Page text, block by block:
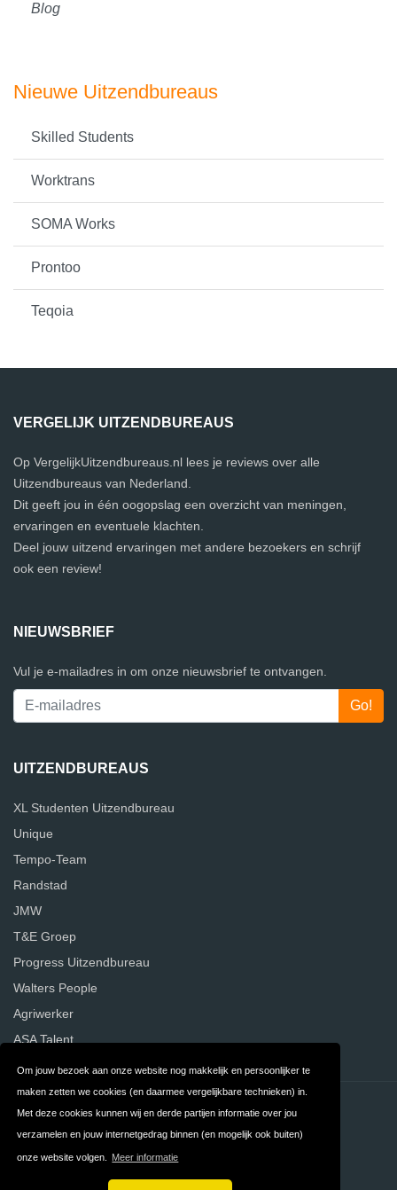
Om jouw bezoek aan onze website nog makkelijk en persoonlijker te
maken zetten we cookies (en daarmee vergelijkbare technieken) in.
Met deze cookies kunnen wij en derde partijen informatie over jou
verzamelen en jouw internetgedrag binnen (en mogelijk ook buiten)
onze website volgen. Meer informatie
Blog
Nieuwe Uitzendbureaus
Skilled Students
Worktrans
SOMA Works
Prontoo
Teqoia
VERGELIJK UITZENDBUREAUS
Op VergelijkUitzendbureaus.nl lees je reviews over alle
Uitzendbureaus van Nederland.
Dit geeft jou in één oogopslag een overzicht van meningen,
ervaringen en eventuele klachten.
Deel jouw uitzend ervaringen met andere bezoekers en schrijf
ook een review!
NIEUWSBRIEF
Vul je e-mailadres in om onze nieuwsbrief te ontvangen.
UITZENDBUREAUS
XL Studenten Uitzendbureau
Unique
Tempo-Team
Randstad
JMW
T&E Groep
Progress Uitzendbureau
Walters People
Agriwerker
ASA Talent
Contact Privacy
Algemene FAQ